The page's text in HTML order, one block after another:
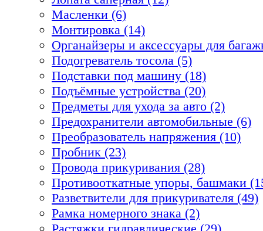
Масленки (6)
Монтировка (14)
Органайзеры и аксессуары для
Подогреватель тосола (5)
Подставки под машину (18)
Подъёмные устройства (20)
Предметы для ухода за авто (2)
Предохранители автомобильные (6)
Преобразователь напряжения (10)
Пробник (23)
Провода прикуривания (28)
Противооткатные упоры, башмаки
Разветвители для прикуривателя (49)
Рамка номерного знака (2)